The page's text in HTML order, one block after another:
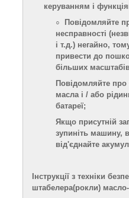
керуванням і
Повідомляйте
несправності
і т.д.) негайно,
привести до
більших
Повідомляйте про
масла і / або
батареї;
Якщо присутній
зупиніть машину,
від'єднайте
Інструкції з техніки
штабелера(рокли) масло-